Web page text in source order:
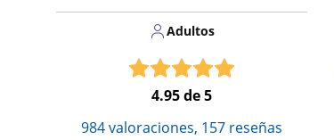
Adultos
4.95de 5
984valoraciones, 157 reseñas